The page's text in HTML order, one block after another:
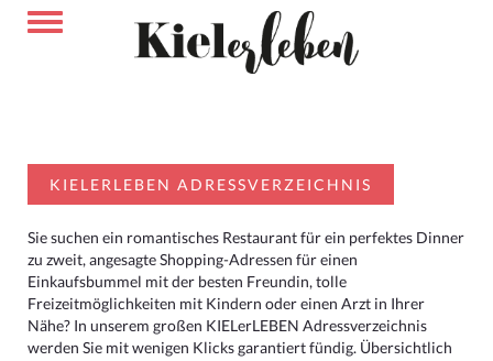
KIELERLEBEN ADRESSVERZEICHNIS
Sie suchen ein romantisches Restaurant für ein perfektes Dinner
zu zweit, angesagte Shopping-Adressen für einen
Einkaufsbummel mit der besten Freundin, tolle
Freizeitmöglichkeiten mit Kindern oder einen Arzt in Ihrer
Nähe? In unserem großen KIELerLEBEN Adressverzeichnis
werden Sie mit wenigen Klicks garantiert fündig. Übersichtlich